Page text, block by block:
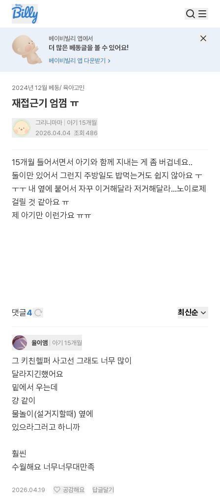
베이비빌리 앱에서
더 많은 베동글을 볼 수 있어요!
베이비빌리 앱 다운받기
2024년 12월 베동/ 육아고민
재접근기 엄껌 ㅠ
그리니마마
아기 15개월
2026.04.04 조회 486
15개월 들어서면서 아기와 함께 지내는 게 좀 버겁네요..
둘이만 있어서 그런지 주방일도 밥먹는거도 쉽지 않아요 ㅜ
ㅜㅜ 내 옆에 붙어서 자꾸 이거해달라 저거해달라…노이로제
걸릴 것 같아요 ㅠ
제 아기만 이런가요 ㅠㅠ
댓글4 최신순
율이앰 아기 15개월
그 키친헬퍼 사고선 그래도 너무 많이
달라지긴했어요
밑에서 우는데
걍 같이
물놀이(설거지할때) 옆에
있으라그러고 하니까
훨씬
수월해요 너무너무대만족
2026.04.19 공감해요 답글달기